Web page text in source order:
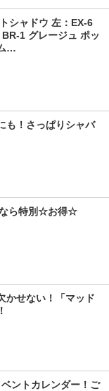
シャドウ 左：EX-6
1 グレージュ ポッ
…
も！さっぱりシャバ
ら特別☆お得☆
かせない！「マッド
ントカレンダー！ご